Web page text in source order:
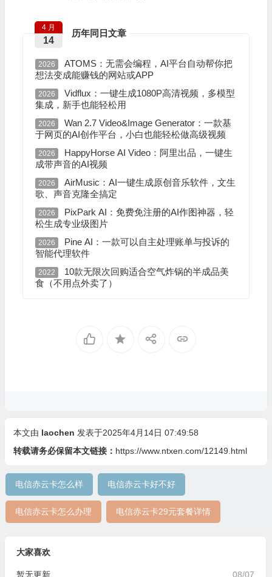
历年同日文章
4 月
14
2026
ATOMS：无需会编程，AI平台自动帮你把
想法变成能赚钱的网站或APP
2026
Vidflux：一键生成1080P高清视频，多模型
集成，新手也能轻松用
2026
Wan 2.7 Video&Image Generator：一款基
于网页的AI创作平台，小白也能轻松做高级视频
2026
HappyHorse AI Video：阿里出品，一键生
成带声音的AI视频
2026
AirMusic：AI一键生成原创音乐软件，文生
歌、声音克隆全搞定
2026
PixPark AI：免费免注册的AI作图神器，轻
松生成专业级图片
2026
Pine AI：一款可以自主处理账单与投诉的
智能代理软件
2022
10款无限次回购适合空气炸锅的半成品美
食（不用点外卖了）
本文由 laochen 发表于2025年4月14日 07:49:58
转载请务必保留本文链接： https://www.ntxen.com/12149.html
电信赤云卡怎么样 电信赤云卡好不好
电信赤云卡怎么办理 电信赤云卡29元套餐详情
大家喜欢
08/07
暂无更新